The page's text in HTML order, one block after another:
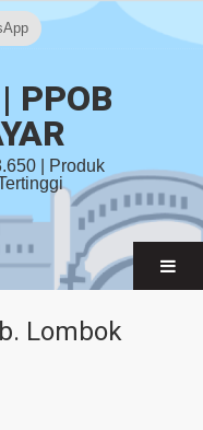
PPOB
| Produk
Lombok